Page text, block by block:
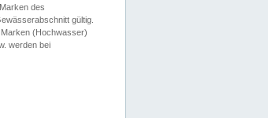
des
gültig.
(Hochwasser)
werden bei